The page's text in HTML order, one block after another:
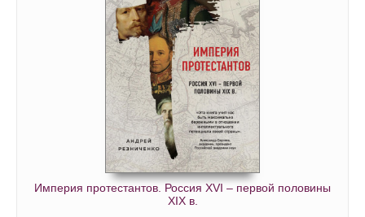
Империя протестантов. Россия XVI – первой половины
XIX в.